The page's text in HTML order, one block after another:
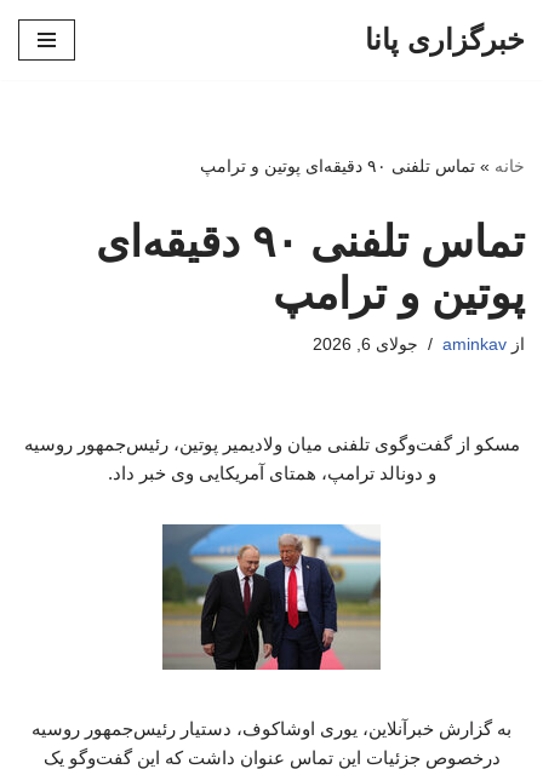
خبرگزاری پانا
خانه » تماس تلفنی ۹۰ دقیقه‌ای پوتین و ترامپ
تماس تلفنی ۹۰ دقیقه‌ای
پوتین و ترامپ
از aminkav جولای 6, 2026
مسکو از گفت‌وگوی تلفنی میان ولادیمیر پوتین، رئیس‌جمهور روسیه
و دونالد ترامپ، همتای آمریکایی وی خبر داد.
به گزارش خبرآنلاین، یوری اوشاکوف، دستیار رئیس‌جمهور روسیه
درخصوص جزئیات این تماس عنوان داشت که این گفت‌وگو یک